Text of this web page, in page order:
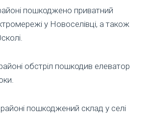
пошкоджено приватний
у Новоселівці, а також
обстріл пошкодив елеватор
пошкоджений склад у селі